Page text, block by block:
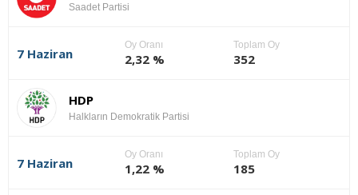
Saadet Partisi
7 Haziran
Oy Oranı
2,32 %
Toplam Oy
352
HDP
Halkların Demokratik Partisi
7 Haziran
Oy Oranı
1,22 %
Toplam Oy
185